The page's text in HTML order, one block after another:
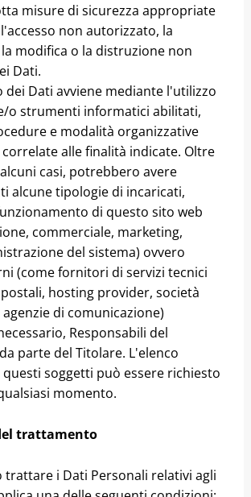
misure di sicurezza appropriate
non autorizzato, la
modifica o la distruzione non
Dati.
Dati avviene mediante l'utilizzo
o strumenti informatici abilitati,
e modalità organizzative
alle finalità indicate. Oltre
casi, potrebbero avere
alcune tipologie di incaricati,
di questo sito web
commerciale, marketing,
del sistema) ovvero
(come fornitori di servizi tecnici
hosting provider, società
di comunicazione)
Responsabili del
parte del Titolare. L'elenco
soggetti può essere richiesto
momento.
trattamento
trattare i Dati Personali relativi agli